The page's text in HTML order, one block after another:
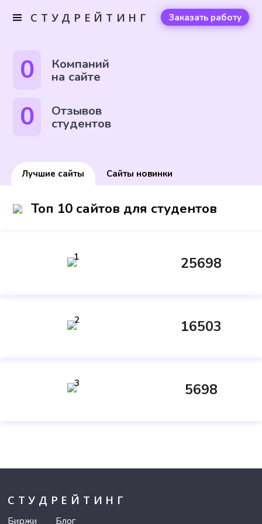
СТУДРЕЙТИНГ Заказать работу
0 Компаний
на сайте
0 Отзывов
студентов
Лучшие сайты Сайты новинки
Топ 10 сайтов для студентов
1 25698
2 16503
3 5698
СТУДРЕЙТИНГ
Биржи Блог